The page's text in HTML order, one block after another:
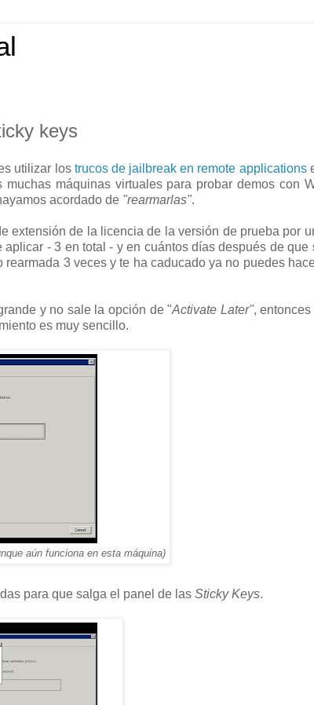
keys
utilizar los trucos de jailbreak en remote applications
máquinas virtuales para probar demos con
acordado de "rearmarlas".
extensión de la licencia de la versión de prueba por
- 3 en total - y en cuántos días después de que
3 veces y te ha caducado ya no puedes
y no sale la opción de "Activate Later",
es muy sencillo.
aún funciona en esta máquina)
para que salga el panel de las Sticky Keys.